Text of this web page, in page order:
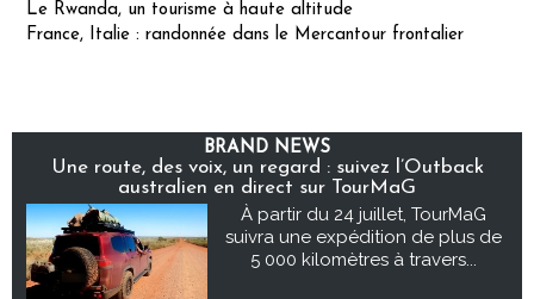
Le Rwanda, un tourisme à haute altitude
France, Italie : randonnée dans le Mercantour frontalier
BRAND NEWS
Une route, des voix, un regard : suivez l’Outback
australien en direct sur TourMaG
À partir du 24 juillet, TourMaG
suivra une expédition de plus de
5 000 kilomètres à travers...